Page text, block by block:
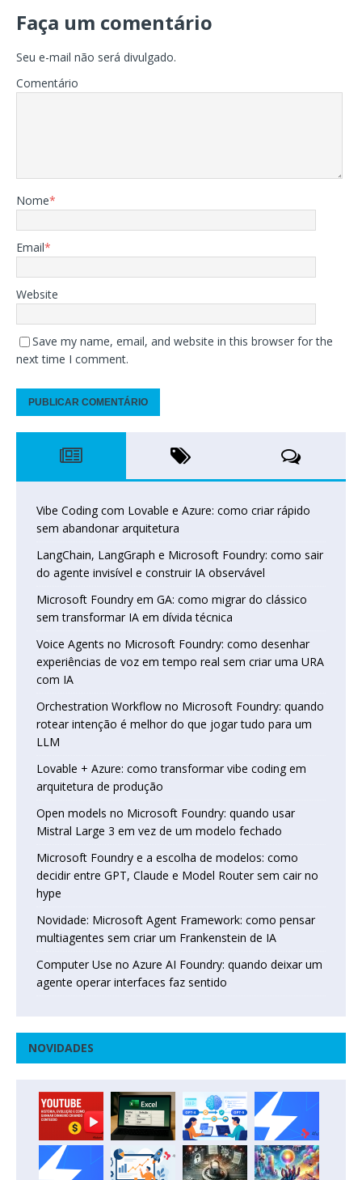
Faça um comentário
Seu e-mail não será divulgado.
Comentário
Nome*
Email*
Website
Save my name, email, and website in this browser for the
next time I comment.
Vibe Coding com Lovable e Azure: como criar rápido
sem abandonar arquitetura
LangChain, LangGraph e Microsoft Foundry: como sair
do agente invisível e construir IA observável
Microsoft Foundry em GA: como migrar do clássico
sem transformar IA em dívida técnica
Voice Agents no Microsoft Foundry: como desenhar
experiências de voz em tempo real sem criar uma URA
com IA
Orchestration Workflow no Microsoft Foundry: quando
rotear intenção é melhor do que jogar tudo para um
LLM
Lovable + Azure: como transformar vibe coding em
arquitetura de produção
Open models no Microsoft Foundry: quando usar
Mistral Large 3 em vez de um modelo fechado
Microsoft Foundry e a escolha de modelos: como
decidir entre GPT, Claude e Model Router sem cair no
hype
Novidade: Microsoft Agent Framework: como pensar
multiagentes sem criar um Frankenstein de IA
Computer Use no Azure AI Foundry: quando deixar um
agente operar interfaces faz sentido
NOVIDADES